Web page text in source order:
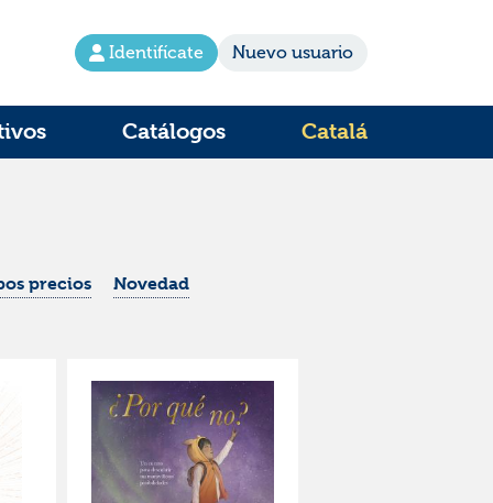
Identifícate Nuevo usuario
Catálogos Catalá
precios Novedad